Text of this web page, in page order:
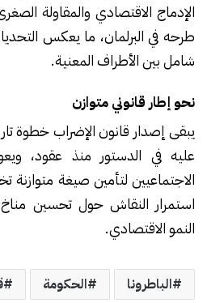
الإدماج الاقتصادي والمقاولة
طرحه في البرلمان، ما يعكس
شامل بين الأطراف المعنية.
نحو إطار قانوني متوازن
يبقى إصدار قانون الإضراب خطوة
عليه في الدستور منذ عقود،
الاجتماعيين لتأمين صيغة
استمرار النقاش حول تحسين
النمو الاقتصادي.
الباطرونا الحكومة